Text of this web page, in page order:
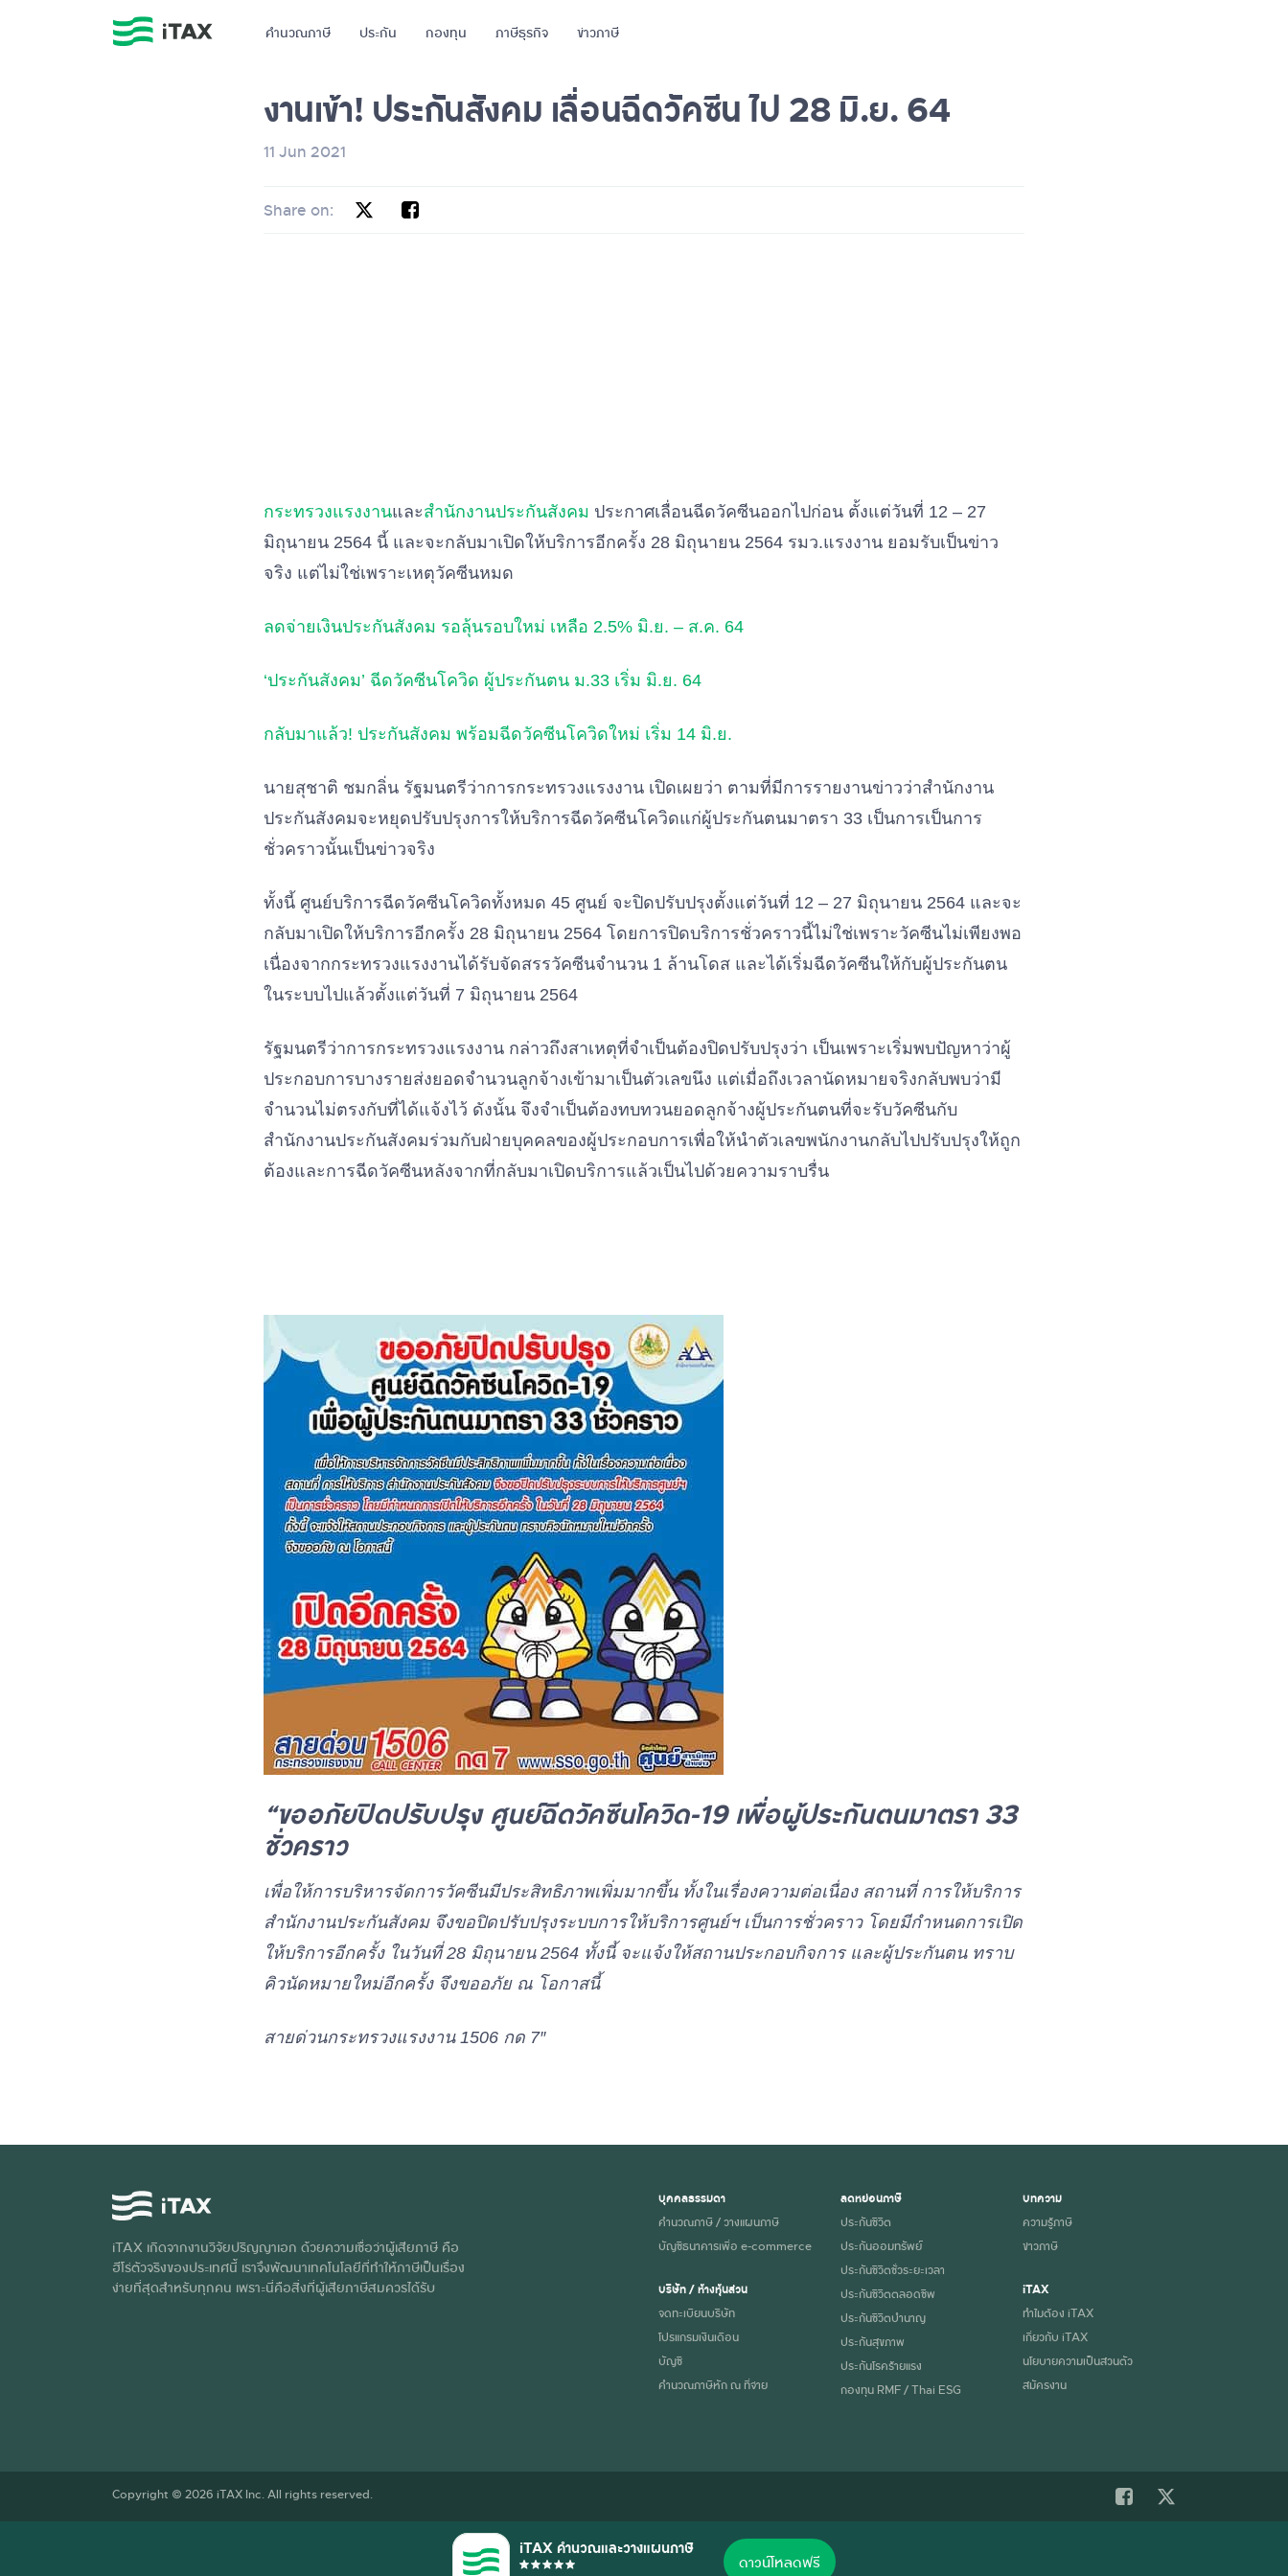
คำนวณภาษี ประกัน กองทุน ภาษีธุรกิจ ข่าวภาษี
งานเข้า! ประกันสังคม เลื่อนฉีดวัคซีน ไป 28 มิ.ย. 64
11 Jun 2021
Share on:
กระทรวงแรงงานและสำนักงานประกันสังคม ประกาศเลื่อนฉีดวัคซีนออกไปก่อน ตั้งแต่วันที่ 12 – 27
มิถุนายน 2564 นี้ และจะกลับมาเปิดให้บริการอีกครั้ง 28 มิถุนายน 2564 รมว.แรงงาน ยอมรับเป็นข่าว
จริง แต่ไม่ใช่เพราะเหตุวัคซีนหมด
ลดจ่ายเงินประกันสังคม รอลุ้นรอบใหม่ เหลือ 2.5% มิ.ย. – ส.ค. 64
‘ประกันสังคม’ ฉีดวัคซีนโควิด ผู้ประกันตน ม.33 เริ่ม มิ.ย. 64
กลับมาแล้ว! ประกันสังคม พร้อมฉีดวัคซีนโควิดใหม่ เริ่ม 14 มิ.ย.
นายสุชาติ ชมกลิ่น รัฐมนตรีว่าการกระทรวงแรงงาน เปิดเผยว่า ตามที่มีการรายงานข่าวว่าสำนักงาน
ประกันสังคมจะหยุดปรับปรุงการให้บริการฉีดวัคซีนโควิดแก่ผู้ประกันตนมาตรา 33 เป็นการเป็นการ
ชั่วคราวนั้นเป็นข่าวจริง
ทั้งนี้ ศูนย์บริการฉีดวัคซีนโควิดทั้งหมด 45 ศูนย์ จะปิดปรับปรุงตั้งแต่วันที่ 12 – 27 มิถุนายน 2564 และจะ
กลับมาเปิดให้บริการอีกครั้ง 28 มิถุนายน 2564 โดยการปิดบริการชั่วคราวนี้ไม่ใช่เพราะวัคซีนไม่เพียงพอ
เนื่องจากกระทรวงแรงงานได้รับจัดสรรวัคซีนจำนวน 1 ล้านโดส และได้เริ่มฉีดวัคซีนให้กับผู้ประกันตน
ในระบบไปแล้วตั้งแต่วันที่ 7 มิถุนายน 2564
รัฐมนตรีว่าการกระทรวงแรงงาน กล่าวถึงสาเหตุที่จำเป็นต้องปิดปรับปรุงว่า เป็นเพราะเริ่มพบปัญหาว่าผู้
ประกอบการบางรายส่งยอดจำนวนลูกจ้างเข้ามาเป็นตัวเลขนึง แต่เมื่อถึงเวลานัดหมายจริงกลับพบว่ามี
จำนวนไม่ตรงกับที่ได้แจ้งไว้ ดังนั้น จึงจำเป็นต้องทบทวนยอดลูกจ้างผู้ประกันตนที่จะรับวัคซีนกับ
สำนักงานประกันสังคมร่วมกับฝ่ายบุคคลของผู้ประกอบการเพื่อให้นำตัวเลขพนักงานกลับไปปรับปรุงให้ถูก
ต้องและการฉีดวัคซีนหลังจากที่กลับมาเปิดบริการแล้วเป็นไปด้วยความราบรื่น
“ขออภัยปิดปรับปรุงศูนย์ฉีดวัคซีนโควิด-19เพื่อผู้ประกันตนมาตรา 33
ชั่วคราว
เพื่อให้การบริหารจัดการวัคซีนมีประสิทธิภาพเพิ่มมากขึ้น ทั้งในเรื่องความต่อเนื่อง สถานที่ การให้บริการ
สำนักงานประกันสังคม จึงขอปิดปรับปรุงระบบการให้บริการศูนย์ฯ เป็นการชั่วคราว โดยมีกำหนดการเปิด
ให้บริการอีกครั้ง ในวันที่ 28 มิถุนายน 2564 ทั้งนี้ จะแจ้งให้สถานประกอบกิจการ และผู้ประกันตน ทราบ
คิวนัดหมายใหม่อีกครั้ง จึงขออภัย ณ โอกาสนี้
สายด่วนกระทรวงแรงงาน 1506 กด 7″
iTAX เกิดจากงานวิจัยปริญญาเอก ด้วยความเชื่อว่าผู้เสียภาษี คือ
ฮีโร่ตัวจริงของประเทศนี้ เราจึงพัฒนาเทคโนโลยีที่ทำให้ภาษีเป็นเรื่อง
ง่ายที่สุดสำหรับทุกคน เพราะนี่คือสิ่งที่ผู้เสียภาษีสมควรได้รับ
บุคคลธรรมดา
คำนวณภาษี / วางแผนภาษี
บัญชีธนาคารเพื่อ e-commerce
บริษัท / ห้างหุ้นส่วน
จดทะเบียนบริษัท
โปรแกรมเงินเดือน
บัญชี
คำนวณภาษีหัก ณ ที่จ่าย
ลดหย่อนภาษี
ประกันชีวิต
ประกันออมทรัพย์
ประกันชีวิตชั่วระยะเวลา
ประกันชีวิตตลอดชีพ
ประกันชีวิตบำนาญ
ประกันสุขภาพ
ประกันโรคร้ายแรง
กองทุน RMF / Thai ESG
บทความ
ความรู้ภาษี
ข่าวภาษี
iTAX
ทำไมต้อง iTAX
เกี่ยวกับ iTAX
นโยบายความเป็นส่วนตัว
สมัครงาน
Copyright © 2026 iTAX Inc. All rights reserved.
เว็บไซต์นี้ใช้คุกกี้เพื่อพัฒนาประสบการณ์การใช้งานที่ดี อ่านรายละเอียดการใช้คุกกี้ตาม นโยบายความเป็นส่วนตัวของ
iTAX คำนวณและวางแผนภาษี
ดาวน์โหลดฟรี